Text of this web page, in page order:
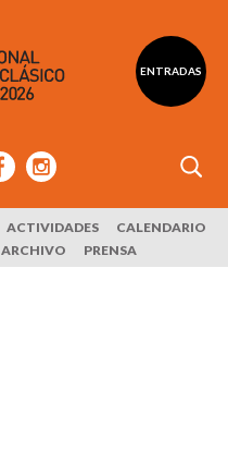
ENTRADAS
ACTIVIDADES
CALENDARIO
ARCHIVO PRENSA